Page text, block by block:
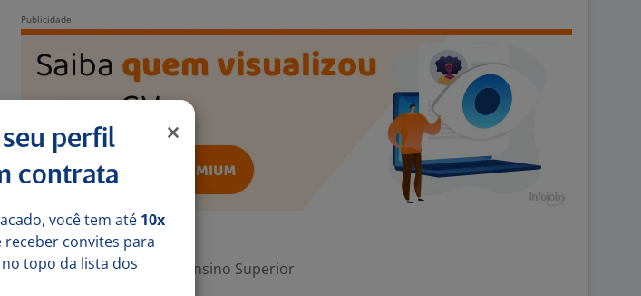
Exigências
Escolaridade Mínima: Ensino Superior
seu perfil
contrata
você tem até 10x
receber convites para
topo da lista dos